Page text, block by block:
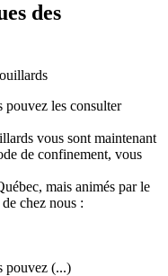
des
pouvez les consulter
vous sont maintenant
de confinement, vous
mais animés par le
chez nous :
pouvez (...)